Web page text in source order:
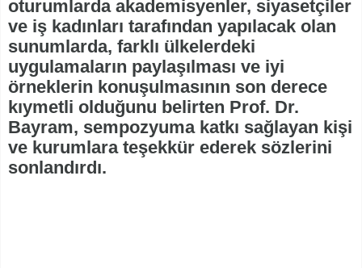
oturumlarda akademisyenler, siyasetçiler
ve iş kadınları tarafından yapılacak olan
sunumlarda, farklı ülkelerdeki
uygulamaların paylaşılması ve iyi
örneklerin konuşulmasının son derece
kıymetli olduğunu belirten Prof. Dr.
Bayram, sempozyuma katkı sağlayan kişi
ve kurumlara teşekkür ederek sözlerini
sonlandırdı.